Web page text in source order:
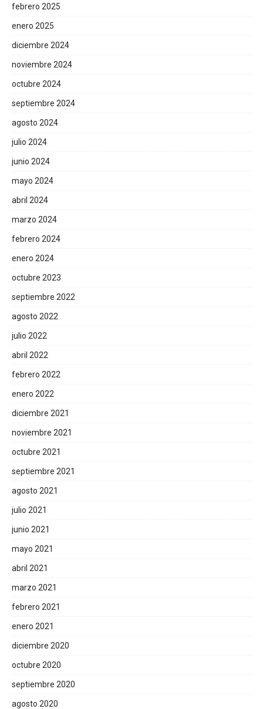
febrero 2025
enero 2025
diciembre 2024
noviembre 2024
octubre 2024
septiembre 2024
agosto 2024
julio 2024
junio 2024
mayo 2024
abril 2024
marzo 2024
febrero 2024
enero 2024
octubre 2023
septiembre 2022
agosto 2022
julio 2022
abril 2022
febrero 2022
enero 2022
diciembre 2021
noviembre 2021
octubre 2021
septiembre 2021
agosto 2021
julio 2021
junio 2021
mayo 2021
abril 2021
marzo 2021
febrero 2021
enero 2021
diciembre 2020
octubre 2020
septiembre 2020
agosto 2020